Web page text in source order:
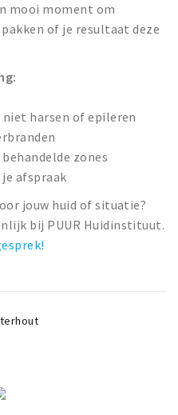
mooi moment om
of je resultaat deze
niet harsen of epileren
zones
je afspraak
jouw huid of situatie?
bij PUUR Huidinstituut.